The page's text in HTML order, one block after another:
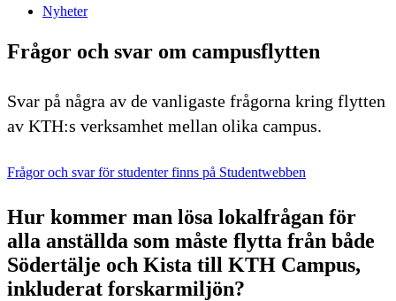
Nyheter
Frågor och svar om campusflytten
Svar på några av de vanligaste frågorna kring flytten
av KTH:s verksamhet mellan olika campus.
Frågor och svar för studenter finns på Studentwebben
Hur kommer man lösa lokalfrågan för
alla anställda som måste flytta från både
Södertälje och Kista till KTH Campus,
inkluderat forskarmiljön?